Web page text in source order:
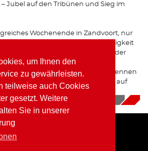
um Ihnen den
zu gewährleisten.
teilweise auch Cookies
gesetzt. Weitere
Sie in unserer
Jubel auf den Tribünen und Sieg im
Wochenende in Zandvoort, nur
Jahren inzwischen mit der Wertigkeit
Wolfgang Kaufmann. Auch in der
Classic Interseries“ liegt er nach
bei noch zwei ausstehenden Rennen
das auch in diesem Jahr wieder auf
04.07.2025
Impressum